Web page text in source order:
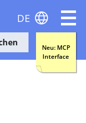
Neu: MCP
Interface
DE